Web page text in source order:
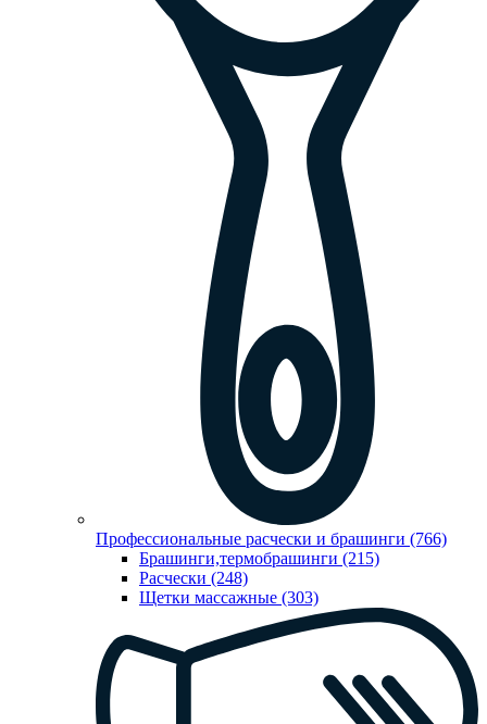
Профессиональные расчески и брашинги (766)
Брашинги,термобрашинги (215)
Расчески (248)
Щетки массажные (303)